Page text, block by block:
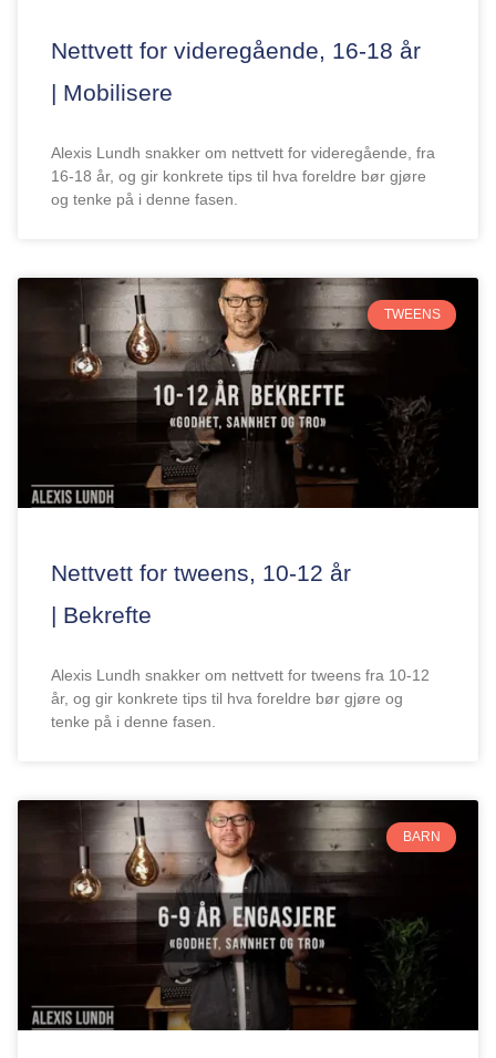
Nettvett for videregående, 16-18 år
| Mobilisere
Alexis Lundh snakker om nettvett for videregående, fra
16-18 år, og gir konkrete tips til hva foreldre bør gjøre
og tenke på i denne fasen.
TWEENS
Nettvett for tweens, 10-12 år
| Bekrefte
Alexis Lundh snakker om nettvett for tweens fra 10-12
år, og gir konkrete tips til hva foreldre bør gjøre og
tenke på i denne fasen.
BARN